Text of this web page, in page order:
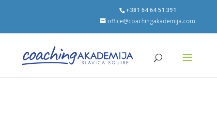
+381 64 64 51 391
office@coachingakademija.com